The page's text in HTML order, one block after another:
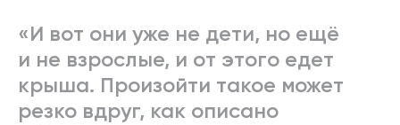
«И вот они уже не дети, но ещё
и не взрослые, и от этого едет
крыша. Произойти такое может
резко вдруг, как описано